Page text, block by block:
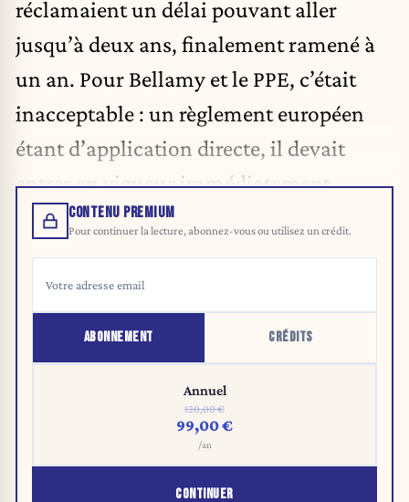
réclamaient un délai pouvant aller
jusqu’à deux ans, finalement ramené à
un an. Pour Bellamy et le PPE, c’était
inacceptable : un règlement européen
étant d’application directe, il devait
entrer en vigueur immédiatement.
CONTENU PREMIUM
Pour continuer la lecture, abonnez-vous ou utilisez un crédit.
ABONNEMENT CRÉDITS
Annuel
120,00 €
99,00 €
/an
CONTINUER